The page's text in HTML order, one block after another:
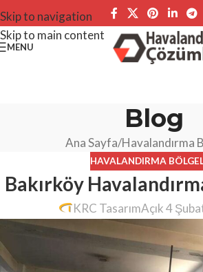
Skip to navigation
Skip to main content
MENU
Blog
Ana Sayfa Havalandırma
HAVALANDIRMA
Bakırköy
KRC TasarımAçık 4